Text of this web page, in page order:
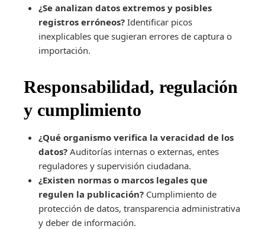
¿Se analizan datos extremos y posibles
registros erróneos? Identificar picos
inexplicables que sugieran errores de captura o
importación.
Responsabilidad, regulación
y cumplimiento
¿Qué organismo verifica la veracidad de los
datos? Auditorías internas o externas, entes
reguladores y supervisión ciudadana.
¿Existen normas o marcos legales que
regulen la publicación? Cumplimiento de
protección de datos, transparencia administrativa
y deber de información.